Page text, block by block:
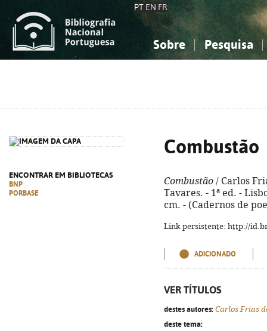
PT EN FR
Sobre Pesquisa
ENCONTRAR EM BIBLIOTECAS
BNP
PORBASE
Combustão
Combustão / Carlos
Tavares. - 1ª ed. -
cm. - (Cadernos de
Link persistente: http://
ADICIONADO
VER TÍTULOS
destes autores: Carlos Frias
deste tema: